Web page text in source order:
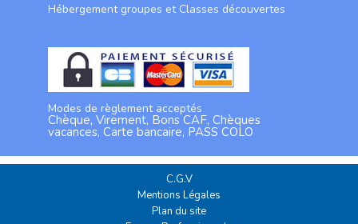
Hébergement groupes et Classes découvertes
Modes de règlement acceptés
Chèque, Virement, Bons CAF, Chèques
vacances, Carte bancaire, PASS COLO
C.G.V
Mentions Légales
Plan du site